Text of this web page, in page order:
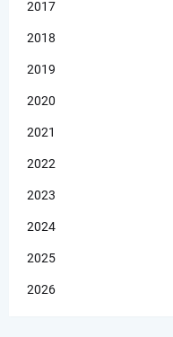
2017
2018
2019
2020
2021
2022
2023
2024
2025
2026